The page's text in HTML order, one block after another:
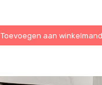
Toevoegen aan winkelmand